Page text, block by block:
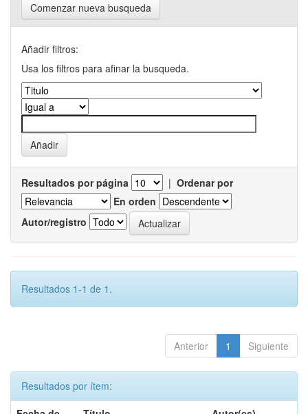
Comenzar nueva busqueda
Añadir filtros:
Usa los filtros para afinar la busqueda.
Resultados por página | Ordenar por
En orden
Autor/registro
Resultados 1-1 de 1.
Anterior 1 Siguiente
Resultados por ítem: